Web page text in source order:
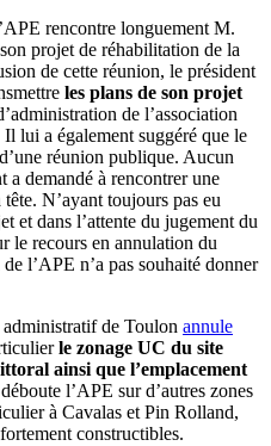
rencontre longuement M.
projet de réhabilitation de la
de cette réunion, le président
les plans de son projet
de l’association
lui a également suggéré que le
réunion publique. Aucun
a demandé à rencontrer une
N’ayant toujours pas eu
et dans l’attente du jugement du
le recours en annulation du
l’APE n’a pas souhaité donner
de Toulon annule
le zonage UC du site
ainsi que l’emplacement
l’APE sur d’autres zones
à Cavalas et Pin Rolland,
constructibles.